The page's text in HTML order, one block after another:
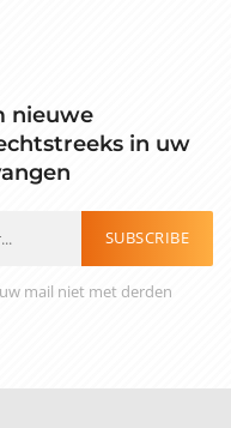
nieuwe
in uw
SUBSCRIBE
mail niet met derden